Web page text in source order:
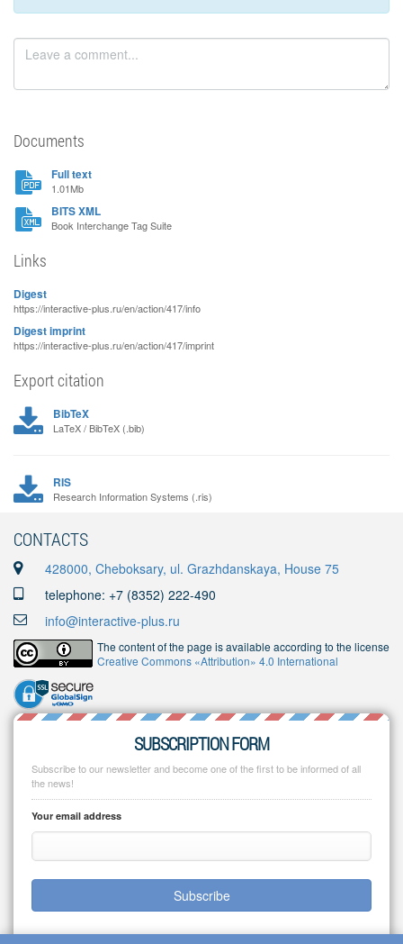
Documents
Full text
1.01Mb
BITS XML
Book Interchange Tag Suite
Links
Digest
https://interactive-plus.ru/en/action/417/info
Digest imprint
https://interactive-plus.ru/en/action/417/imprint
Export citation
BibTeX
LaTeX / BibTeX (.bib)
RIS
Research Information Systems (.ris)
CONTACTS
428000, Cheboksary, ul. Grazhdanskaya, House 75
telephone: +7 (8352) 222-490
info@interactive-plus.ru
The content of the page is available according to the license
Creative Commons «Attribution» 4.0 International
SUBSCRIPTION FORM
Subscribe to our newsletter and become one of the first to be informed of all
the news!
Your email address
Subscribe